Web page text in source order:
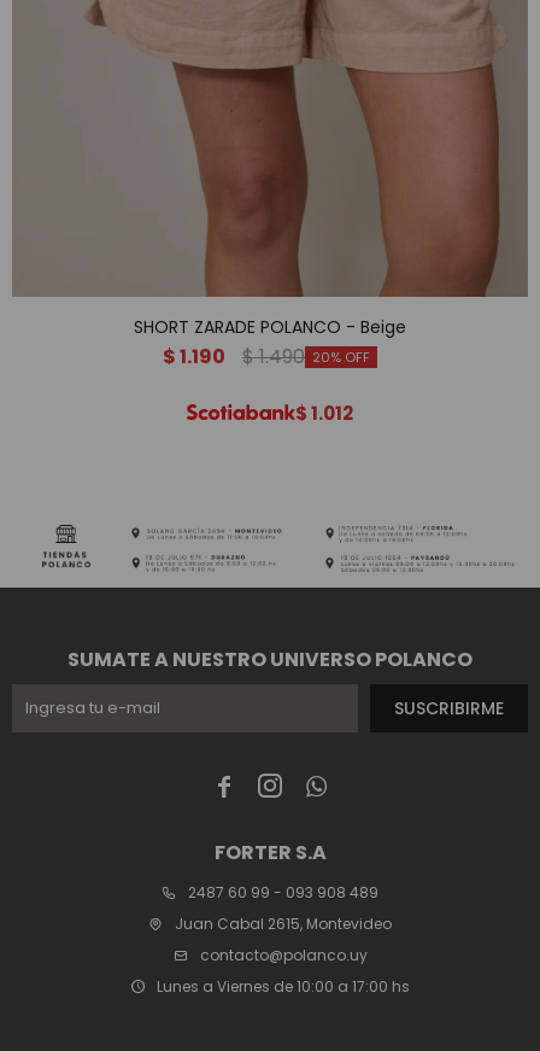
SHORT ZARADE POLANCO - Beige
$1.190 $1.490 20
$1.012
  
FORTER S.A
2487 60 99 - 093 908 489
Juan Cabal 2615, Montevideo
contacto@polanco.uy
Lunes a Viernes de 10:00 a 17:00 hs
SUMATE A NUESTRO UNIVERSO POLANCO
SUSCRIBIRME